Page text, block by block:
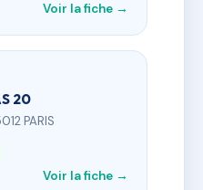
Voir la fiche →
20
PARIS
Voir la fiche →